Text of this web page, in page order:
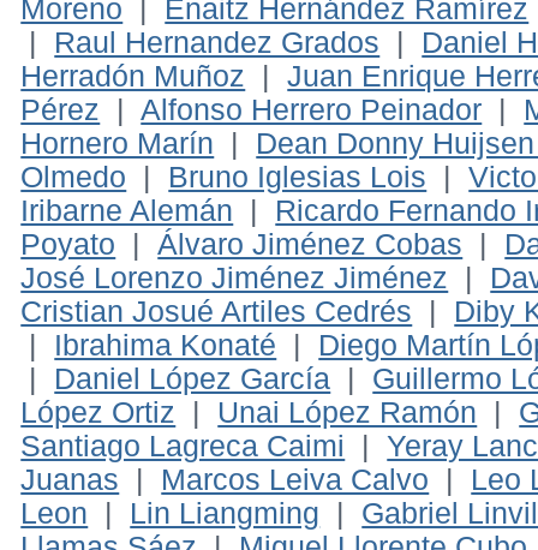
Moreno
Enaitz Hernández Ramírez
Raul Hernandez Grados
Daniel
Herradón Muñoz |Juan Enrique
Pérez |Alfonso Herrero Peinador
Hornero Marín
Dean Donny
Olmedo
Bruno Iglesias Lois |
Iribarne Alemán
Ricardo Fernando
Poyato |Álvaro Jiménez Cobas
José Lorenzo Jiménez Jiménez
Cristian Josué Artiles Cedrés
Diby
Ibrahima Konaté
Diego Martín
Daniel López García
Guillermo
López Ortiz
Unai López Ramón
Santiago Lagreca Caimi |Yeray
Juanas
Marcos Leiva Calvo
Leo
Leon
Lin Liangming
Gabriel